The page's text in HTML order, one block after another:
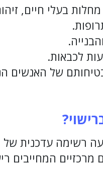
בעלי חיים,
לכבאות.
של האנשים
רשימה עדכנית
ל-10 תחומים מרכזיים